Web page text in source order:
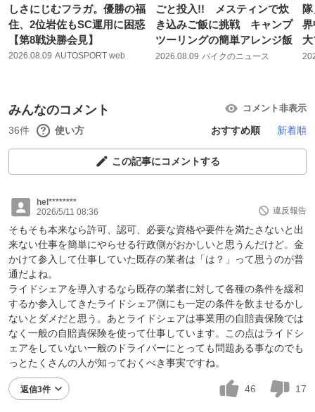
しさにじむフラガ。優勝の福
住、2位岩佐もSC運用に困惑
【第8戦決勝会見】
2026.08.09 AUTOSPORT web
ごと投入!! メスティンで炊
き込みご飯に挑戦 キャンプ
ツーリングの簡単アレンジ飯
2026.08.09 バイクのニュース
みんなのコメント コメント非表示
36件 使い方 おすすめ順 新着順
この記事にコメントする
hel********
2026/5/11 08:36
違反報告
そもそも本来なら許可、認可、必要な資格や要件を満たさないと出
来ない仕事を簡単にやらせる行政側がおかしいと思うんだけど。金
かけて参入して仕事していた既存の業者は「は？」って思うのが普
通だよね。
ライドシェアを導入するなら既存の業者に対して各種の条件を緩和
するか参入してきたライドシェア側にも一定の条件を飲ませるかし
ないとダメだと思う。あとライドシェアは事業用の自賠責保険では
なく一般の自賠責保険を使って仕事しています。この点はライドシ
ェアをしていない一般のドライバーにとっても問題ある事なのでも
っとたくさんの人が知っておくべき事実ですね。
返信3件 46 17